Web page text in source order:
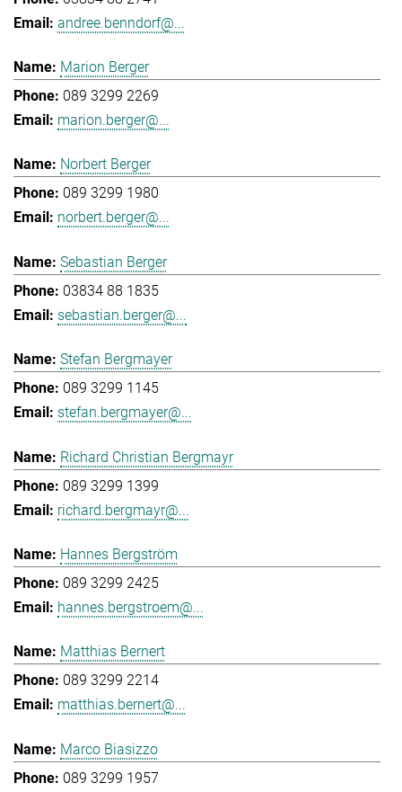
andree.benndorf@...
Marion Berger
089 3299 2269
marion.berger@...
Norbert Berger
089 3299 1980
norbert.berger@...
Sebastian Berger
03834 88 1835
sebastian.berger@...
Stefan Bergmayer
089 3299 1145
stefan.bergmayer@...
Richard Christian Bergmayr
089 3299 1399
richard.bergmayr@...
Hannes Bergström
089 3299 2425
hannes.bergstroem@...
Matthias Bernert
089 3299 2214
matthias.bernert@...
Marco Biasizzo
089 3299 1957